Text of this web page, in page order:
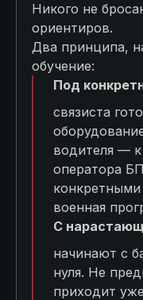
Никого не
ориентиров.
Два принципа,
обучение:
Под
связиста
водителя —
оператора
военная
С
начинают с
нуля. Не
приходит